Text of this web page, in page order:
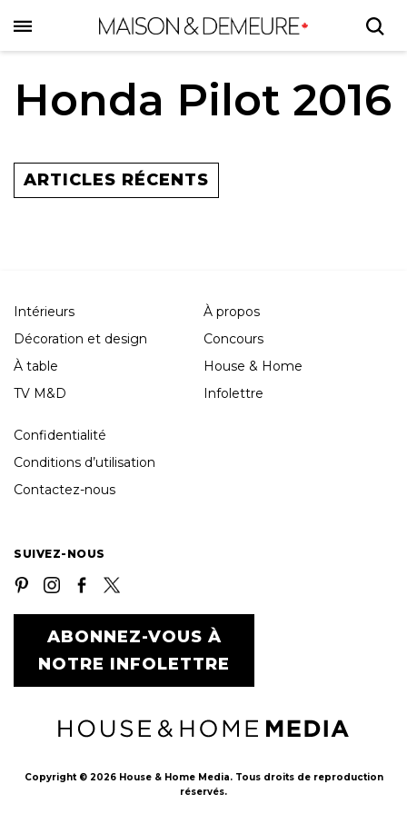
to
main
content
Honda Pilot 2016
ARTICLES RÉCENTS
Intérieurs
Décoration et design
À table
TV M&D
À propos
Concours
House & Home
Infolettre
Confidentialité
Conditions d’utilisation
Contactez-nous
SUIVEZ-NOUS
ABONNEZ-VOUS À
NOTRE INFOLETTRE
Copyright © 2026 House & Home Media. Tous droits de reproduction
réservés.